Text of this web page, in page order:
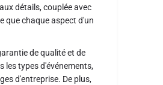
détails, couplée avec
que chaque aspect d'un
de qualité et de
les types d'événements,
d'entreprise. De plus,